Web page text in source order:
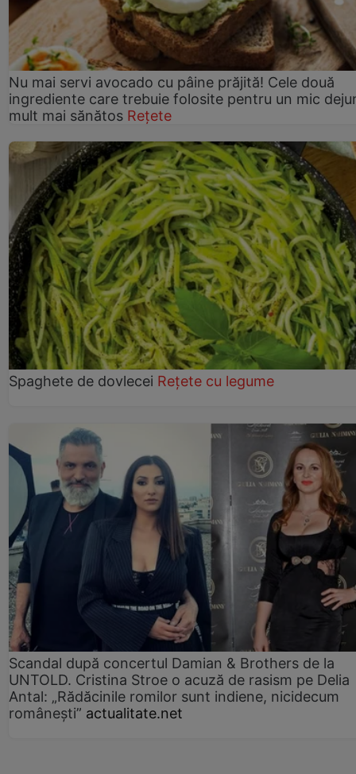
Nu mai servi avocado cu pâine prăjită! Cele două
ingrediente care trebuie folosite pentru un mic
mult mai sănătos Rețete
Spaghete de dovlecei Rețete cu legume
Scandal după concertul Damian & Brothers de la
UNTOLD. Cristina Stroe o acuză de rasism pe Delia
Antal: „Rădăcinile romilor sunt indiene, nicidecum
românești” actualitate.net